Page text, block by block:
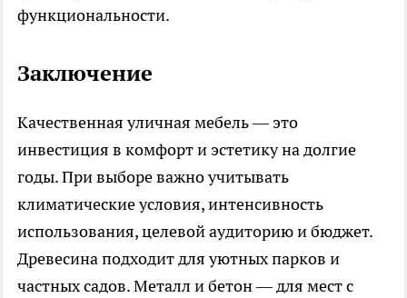
функциональности.
Заключение
Качественная уличная мебель — это
инвестиция в комфорт и эстетику на долгие
годы. При выборе важно учитывать
климатические условия, интенсивность
использования, целевой аудиторию и бюджет.
Древесина подходит для уютных парков и
частных садов. Металл и бетон — для мест с